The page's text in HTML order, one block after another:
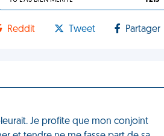
Reddit Tweet Partager
Je profite que mon conjoint